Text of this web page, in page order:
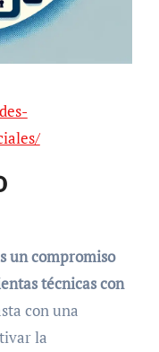
un compromiso
técnicas con
con una
la